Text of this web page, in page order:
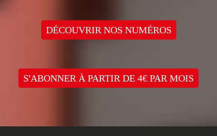
DÉCOUVRIR NOS NUMÉROS
S'ABONNER À PARTIR DE 4€ PAR MOIS